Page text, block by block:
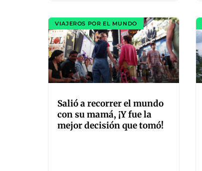
VIAJEROS POR EL MUNDO
Salió a recorrer el mundo
con su mamá, ¡Y fue la
mejor decisión que tomó!